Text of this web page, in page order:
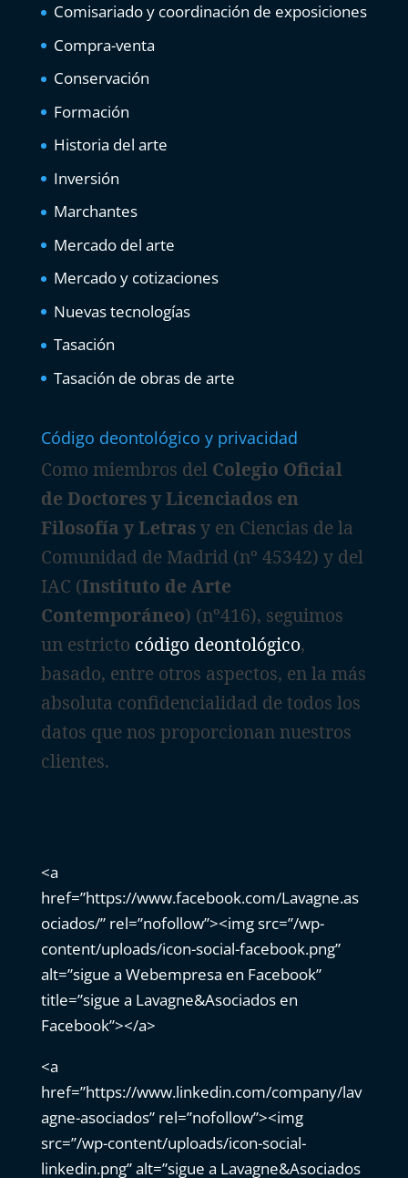
Comisariado y coordinación de exposiciones
Compra-venta
Conservación
Formación
Historia del arte
Inversión
Marchantes
Mercado del arte
Mercado y cotizaciones
Nuevas tecnologías
Tasación
Tasación de obras de arte
Código deontológico y privacidad
Como miembros delColegio Oficial
de Doctores y Licenciados en
Filosofía y Letrasy en Ciencias de la
Comunidad de Madrid (nº 45342) y del
IAC (Instituto de Arte
Contemporáneo) (nº416), seguimos
un estricto código deontológico,
basado, entre otros aspectos, en la más
absoluta confidencialidad de todos los
datos que nos proporcionan nuestros
clientes.
<a
href=”https://www.facebook.com/Lavagne.as
ociados/” rel=”nofollow”><img src=”/wp-
content/uploads/icon-social-facebook.png”
alt=”sigue a Webempresa en Facebook”
title=”sigue a Lavagne&Asociados en
Facebook”></a>
<a
href=”https://www.linkedin.com/company/lav
agne-asociados” rel=”nofollow”><img
src=”/wp-content/uploads/icon-social-
linkedin.png” alt=”sigue a Lavagne&Asociados